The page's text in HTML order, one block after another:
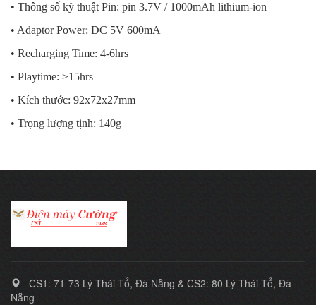
• Thông số kỹ thuật Pin: pin 3.7V / 1000mAh lithium-ion
• Adaptor Power: DC 5V 600mA
• Recharging Time: 4-6hrs
• Playtime: ≥15hrs
• Kích thước: 92x72x27mm
• Trọng lượng tịnh: 140g
CS1: 71-73 Lý Thái Tổ, Đà Nẵng & CS2: 80 Lý Thái Tổ, Đà
Nẵng